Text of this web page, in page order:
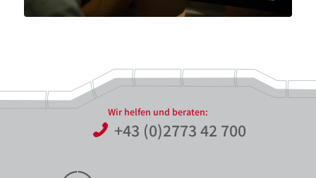
Wir helfen und beraten:
+43 (0)2773 42 700